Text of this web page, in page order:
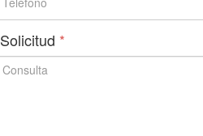
Solicitud *